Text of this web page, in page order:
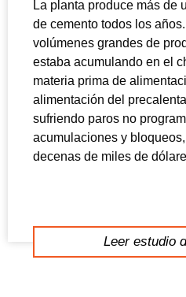
La planta produce más de
de cemento todos los
volúmenes grandes de
estaba acumulando en el
materia prima de
alimentación del
sufriendo paros no
acumulaciones y
decenas de miles de
Leer estudio